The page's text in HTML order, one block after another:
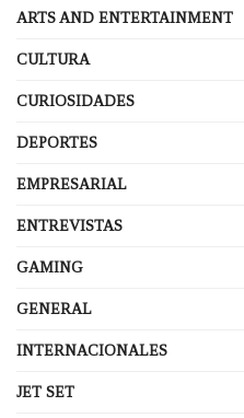
ARTS AND ENTERTAINMENT
CULTURA
CURIOSIDADES
DEPORTES
EMPRESARIAL
ENTREVISTAS
GAMING
GENERAL
INTERNACIONALES
JET SET